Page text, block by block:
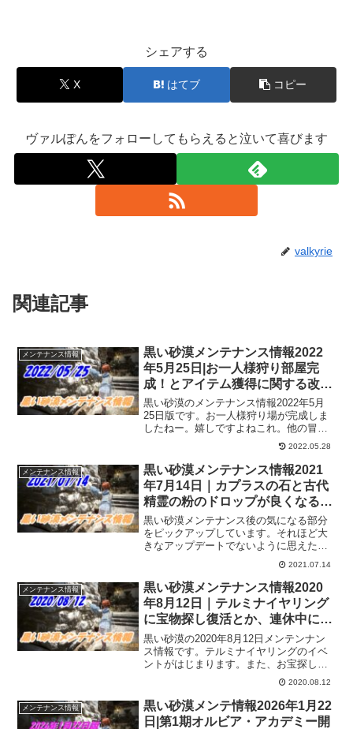
シェアする
X はてブ コピー
ヴァルぽんをフォローしてもらえると泣いて喜びます
valkyrie
関連記事
メンテナンス情報
黒い砂漠メンテナンス情報2022
年5月25日|お一人様狩り部屋完
成！とアイテム獲得に関する改善
とか
黒い砂漠のメンテナンス情報2022年5月
25日版です。お一人様狩り場が完成しま
したねー。嬉しですよねこれ。他の冒険
者さんの事を考えずに狩りが出来るとい
うのはストレスが減り、狩りに集中でき
ます。アイテムの獲得に関する改善や変
更もあり、いい感じになってると嬉しい
なー。
2022.05.28
メンテナンス情報
黒い砂漠メンテナンス情報2021
年7月14日｜カプラスの石と古代
精霊の粉のドロップが良くなるら
しい
黒い砂漠メンテナンス後の気になる部分
をピックアップしています。それほど大
きなアップデートでないように思えたけ
ど、意外にもたくさんありました。生活
系も戦闘系も楽しめるようなメンテにな
った気がしています。
2021.07.14
メンテナンス情報
黒い砂漠メンテナンス情報2020
年8月12日｜テルミナイヤリング
に宝物探し復活とか、連休中に遊
べるイベント多めかな
黒い砂漠の2020年8月12日メンテンナン
ス情報です。テルミナイヤリングのイベ
ントがはじまります。また、お宝探しの
イベントも復活みたいなので、無限POT
作成も捗る？ｗ他にも、連休中だけの経
験値アップや、テルミアンウォーターパ
ークのイベント依頼も追加されてます。
2020.08.12
メンテナンス情報
黒い砂漠メンテ情報2026年1月22
日|第1期オルビア・アカデミー開